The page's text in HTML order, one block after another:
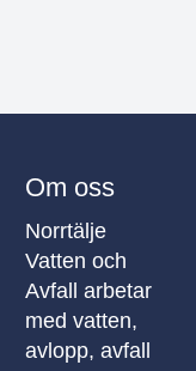
Om oss
Norrtälje
Vatten och
Avfall arbetar
med vatten,
avlopp, avfall